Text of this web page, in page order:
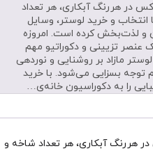
در هررنگ آبکاری، هر تعداد
و خرید لوستر، وسایل
و لذت‌بخش کرده است. امروزه
عنصر تزیینی و دکوراتیو مهم
مازاد بر روشنایی و نوردهی
توجه بسزایی می‌شود. با خرید
را به دکوراسیون خانه‌ی…
در هررنگ آبکاری، هر تعداد شاخه و